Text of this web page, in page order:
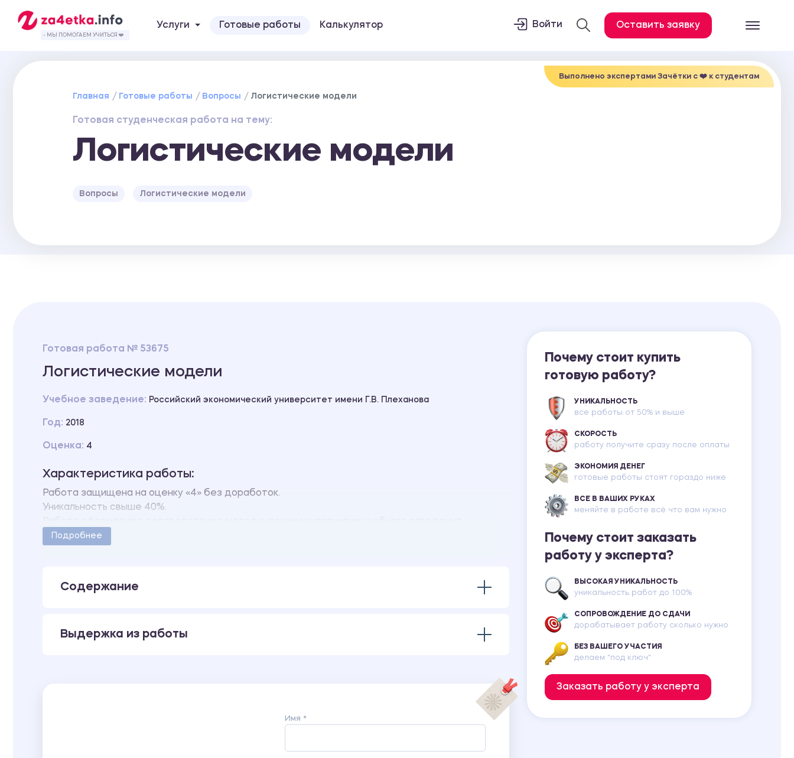
Все услуги
- МЫ ПОМОГАЕМ УЧИТЬСЯ ❤️
Услуги Готовые работы Калькулятор Войти Оставить заявку
Выполнено экспертами Зачётки c ❤️ к студентам
Главная Готовые работы Вопросы Логистические модели
Готовая студенческая работа на тему:
Логистические модели
Вопросы Логистические модели
Готовая работа № 53675
Логистические модели
Учебное заведение: Российский экономический университет имени Г.В. Плеханова
Год: 2018
Оценка: 4
Характеристика работы:
Работа защищена на оценку «4» без доработок.
Уникальность свыше 40%.
Количество страниц - 6.
Подробнее
Содержание
Выдержка из работы
Имя *
Почему стоит купить
готовую работу?
УНИКАЛЬНОСТЬ
все работы от 50% и выше
СКОРОСТЬ
работу получите сразу после оплаты
ЭКОНОМИЯ ДЕНЕГ
готовые работы стоят гораздо ниже
ВСЕ В ВАШИХ РУКАХ
меняйте в работе всё что вам нужно
Почему стоит заказать
работу у эксперта?
ВЫСОКАЯ УНИКАЛЬНОСТЬ
уникальность работ до 100%
СОПРОВОЖДЕНИЕ ДО СДАЧИ
дорабатывает работу сколько нужно
БЕЗ ВАШЕГО УЧАСТИЯ
делаем "под ключ"
Заказать работу у эксперта